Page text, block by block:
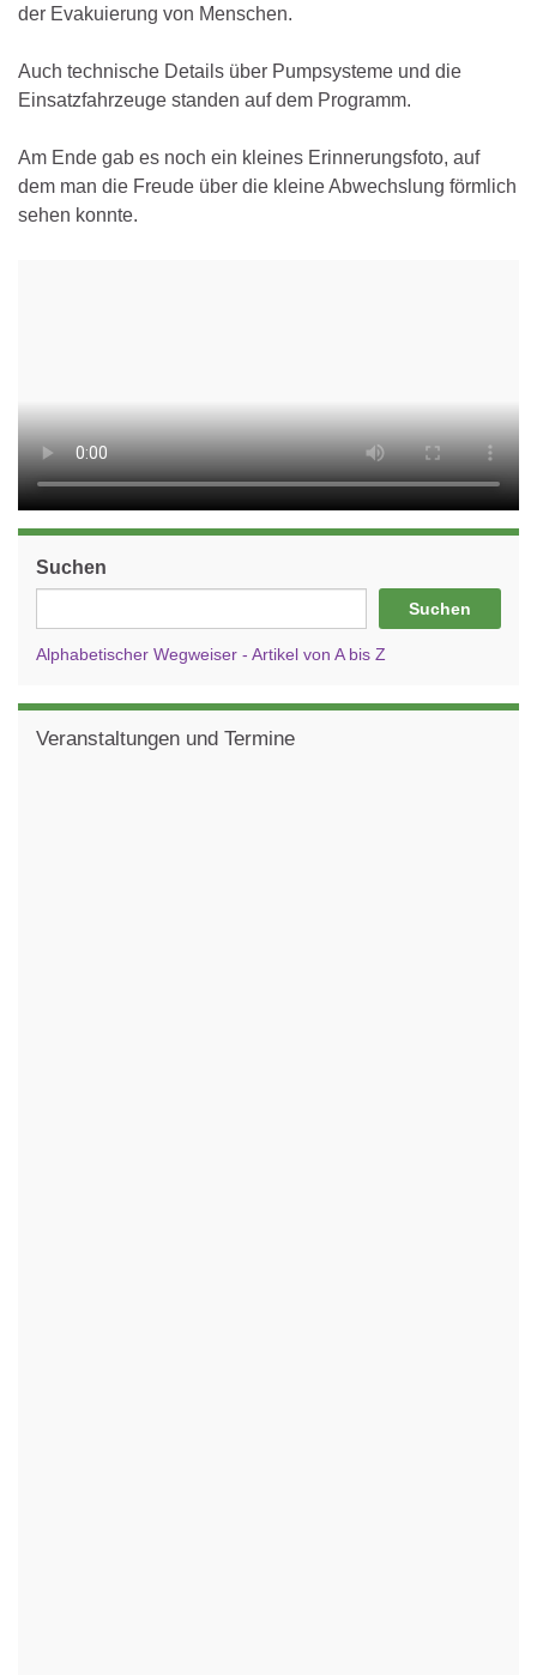
der Evakuierung von Menschen.
Auch technische Details über Pumpsysteme und die
Einsatzfahrzeuge standen auf dem Programm.
Am Ende gab es noch ein kleines Erinnerungsfoto, auf
dem man die Freude über die kleine Abwechslung förmlich
sehen konnte.
Suchen
Suchen
Alphabetischer Wegweiser - Artikel von A bis Z
Veranstaltungen und Termine